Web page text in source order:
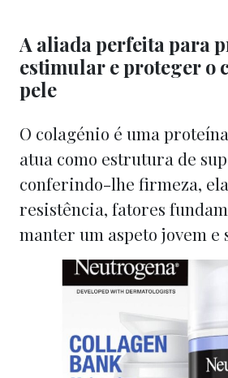
A aliada perfeita para
estimular e proteger o
pele
O colagénio é uma
atua como estrutura de
conferindo-lhe firmeza,
resistência, fatores
manter um aspeto jovem e